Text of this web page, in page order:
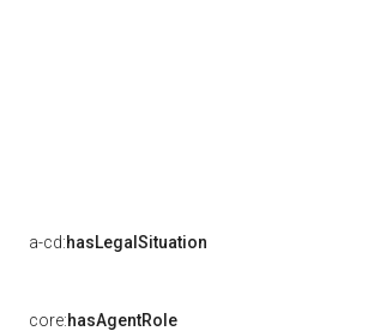
a-cd:hasLegalSituation
core:hasAgentRole